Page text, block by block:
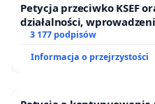
Petycja przeciwko KSEF
działalności,
finansowej kluczowych
3 177 podpisów
Informacja o przejrzystości